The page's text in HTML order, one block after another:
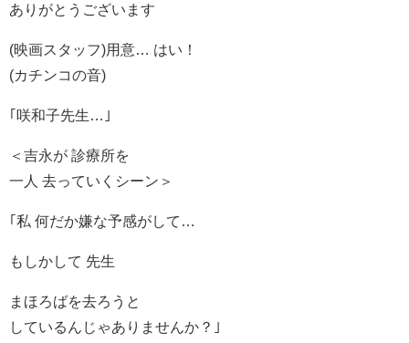
ありがとうございます
(映画スタッフ)用意… はい！
(カチンコの音)
｢咲和子先生…｣
＜吉永が 診療所を
一人 去っていくシーン＞
｢私 何だか嫌な予感がして…
もしかして 先生
まほろばを去ろうと
しているんじゃありませんか？｣